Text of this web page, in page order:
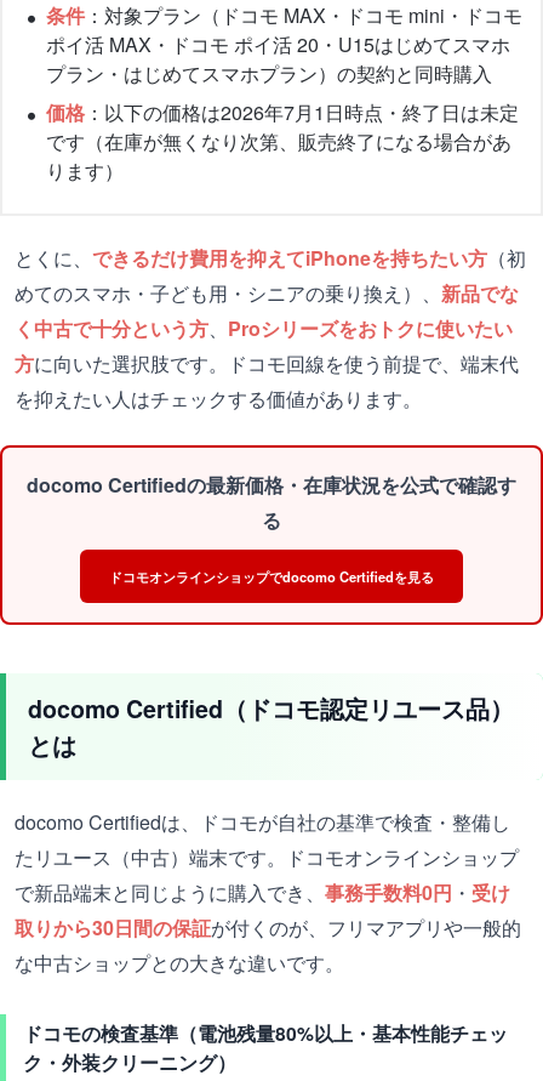
条件 ：対象プラン（ドコモ MAX・ドコモ mini・ドコモ
ポイ活 MAX・ドコモ ポイ活 20・U15はじめてスマホ
プラン・はじめてスマホプラン）の契約と同時購入
価格 ：以下の価格は2026年7月1日時点・終了日は未定
です（在庫が無くなり次第、販売終了になる場合があ
ります）
とくに、 できるだけ費用を抑えてiPhoneを持ちたい方 （初
めてのスマホ・子ども用・シニアの乗り換え）、 新品でな
く中古で十分という方、 Proシリーズをおトクに使いたい
方に向いた選択肢です。ドコモ回線を使う前提で、端末代
を抑えたい人はチェックする価値があります。
docomo Certifiedの最新価格・在庫状況を公式で確認す
る
ドコモオンラインショップでdocomo Certifiedを見る
docomo Certified（ドコモ認定リユース品）
とは
docomo Certifiedは、ドコモが自社の基準で検査・整備し
たリユース（中古）端末です。ドコモオンラインショップ
で新品端末と同じように購入でき、 事務手数料0円 ・ 受け
取りから30日間の保証が付くのが、フリマアプリや一般的
な中古ショップとの大きな違いです。
ドコモの検査基準（電池残量80%以上・基本性能チェッ
ク・外装クリーニング）